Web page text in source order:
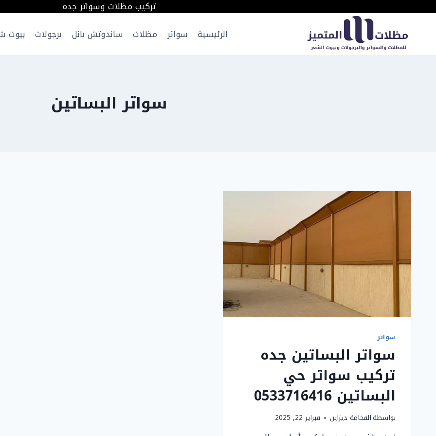
المحتوى
تركيب مظلات وسواتر جده
الرئيسية
سواتر مظلات ساندوتش بانل برجولات بيوت
سواتر البساتين
سواتر
سواتر البساتين جده
تركيب سواتر حي
البساتين 0533716416
بواسطةالفخامة ديزاين فبراير 22, 2025